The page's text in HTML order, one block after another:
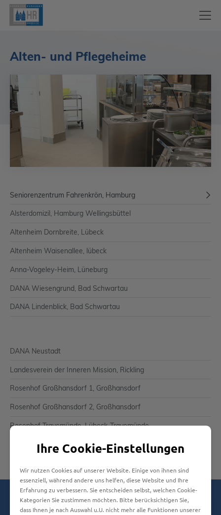
Alten- und Pflegeheime
Seniorenzentrum Fahrenkrön, Hamburg
Alsterdomizil, Hamburg Wellingsbüttel
Altenheim Dornbreite, Lübeck
Altenheim Waisenallee, lübeck
Anna-Vogeley-Heim, Lüneburg
DANA Wiesengrund, Bad Schwartau
DANA Lindenblick, Bad Schwartau
DANA Neustadt
Landesverein der Inneren Mission, Rickling
Rosenhof Großhansdorf 1, Großhansdorf
Rosenhof Großhansdorf 2, Großhansdorf
Rosenhof Travemünde, Lübeck-Travemünde
Seniorenheim Eichenhof, Stockelsdorf
Kontaktieren Sie uns!
Ihre Cookie-Einstellungen
Wir nutzen Cookies auf unserer Website. Einige von ihnen sind
essenziell, während andere uns helfen, diese Website und Ihre
Erfahrung zu verbessern. Sie entscheiden selbst, welchen Cookie-
Kategorien Sie zustimmen möchten. Bitte berücksichtigen Sie,
dass Ihnen je nach Auswahl u.U. nicht mehr alle Funktionen unserer